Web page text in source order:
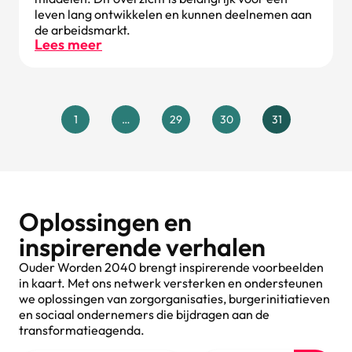
leven lang ontwikkelen en kunnen deelnemen aan
de arbeidsmarkt.
Lees meer
1 … 29 30 31
Oplossingen en
inspirerende verhalen
Ouder Worden 2040 brengt inspirerende voorbeelden
in kaart. Met ons netwerk versterken en ondersteunen
we oplossingen van zorgorganisaties, burgerinitiatieven
en sociaal ondernemers die bijdragen aan de
transformatieagenda.